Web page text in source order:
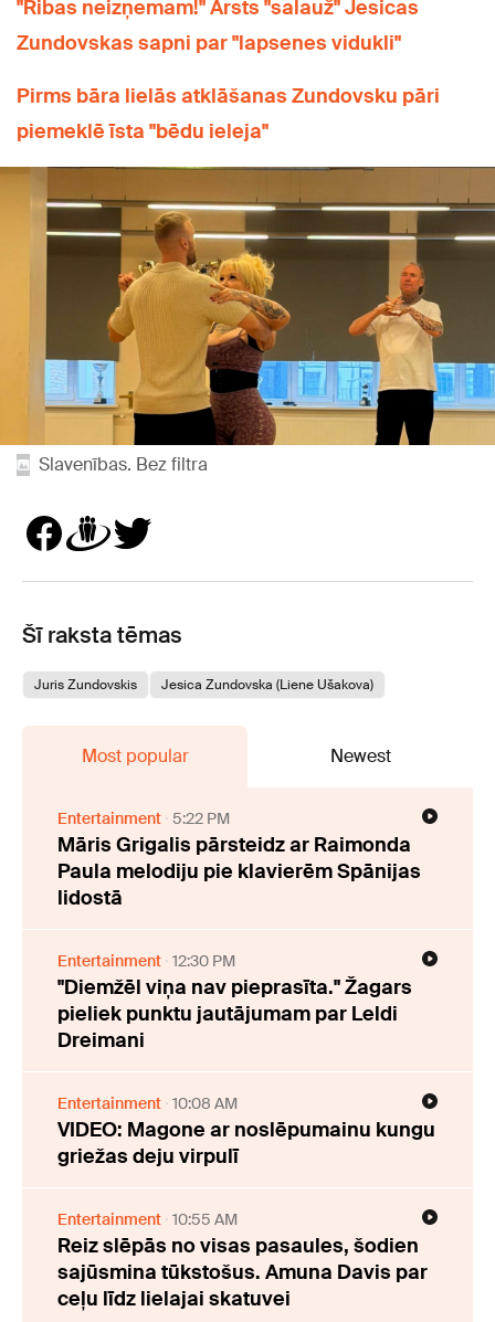
"Ribas neizņemam!" Ārsts "salauž" Jesicas
Zundovskas sapni par "lapsenes vidukli"
Pirms bāra lielās atklāšanas Zundovsku pāri
piemeklē īsta "bēdu ieleja"
Slavenības. Bez filtra
Šī raksta tēmas
Juris Zundovskis Jesica Zundovska (Liene Ušakova)
Most popular Newest
Entertainment 5:22 PM
Māris Grigalis pārsteidz ar Raimonda
Paula melodiju pie klavierēm Spānijas
lidostā
Entertainment 12:30 PM
"Diemžēl viņa nav pieprasīta." Žagars
pieliek punktu jautājumam par Leldi
Dreimani
Entertainment 10:08 AM
VIDEO: Magone ar noslēpumainu kungu
griežas deju virpulī
Entertainment 10:55 AM
Reiz slēpās no visas pasaules, šodien
sajūsmina tūkstošus. Amuna Davis par
ceļu līdz lielajai skatuvei